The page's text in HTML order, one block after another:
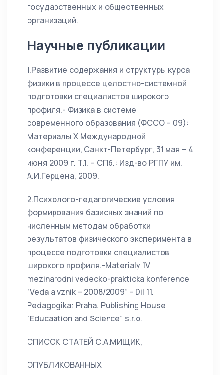
государственных и общественных
организаций.
Научные публикации
1.Развитие содержания и структуры курса
физики в процессе целостно-системной
подготовки специалистов широкого
профиля.- Физика в системе
современного образования (ФССО – 09):
Материалы Х Международной
конференции, Санкт-Петербург, 31 мая – 4
июня 2009 г. Т.1. – СПб.: Изд-во РГПУ им.
А.И.Герцена, 2009.
2.Психолого-педагогические условия
формирования базисных знаний по
численным методам обработки
результатов физического эксперимента в
процессе подготовки специалистов
широкого профиля.-Materialy 1V
mezinarodni vedecko-prakticka konference
“Veda a vznik – 2008/2009” - Dil 11.
Pedagogika: Praha. Publishing House
“Educaation and Science” s.r.o.
СПИСОК СТАТЕЙ С.А.МИЩИК,
ОПУБЛИКОВАННЫХ